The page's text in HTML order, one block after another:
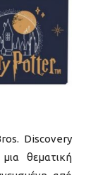
Discovery
θεματική